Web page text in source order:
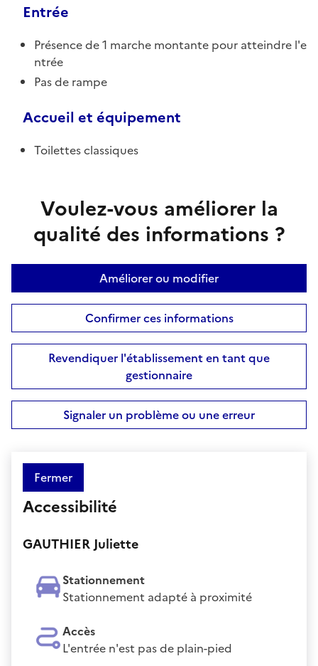
Entrée
Présence de 1 marche montante pour atteindre l'e
ntrée
Pas de rampe
Accueil et équipement
Toilettes classiques
Voulez-vous améliorer la
qualité des informations ?
Améliorer ou modifier
Confirmer ces informations
Revendiquer l'établissement en tant que
gestionnaire
Signaler un problème ou une erreur
Fermer
Accessibilité
GAUTHIER Juliette
Stationnement
Stationnement adapté à proximité
Accès
L'entrée n'est pas de plain-pied